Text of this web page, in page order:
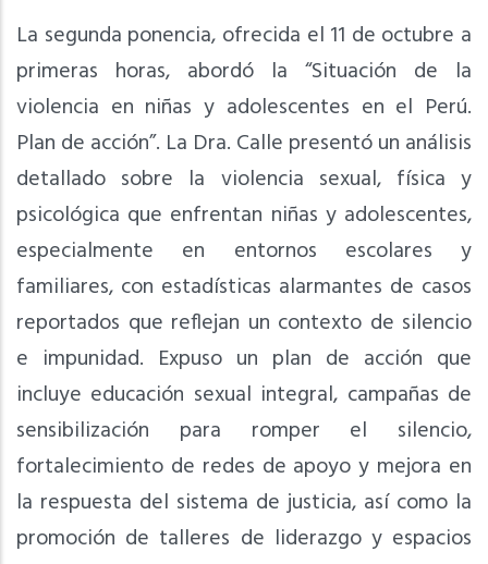
La segunda ponencia, ofrecida el 11 de octubre a
primeras horas, abordó la “Situación de la
violencia en niñas y adolescentes en el Perú.
Plan de acción”. La Dra. Calle presentó un análisis
detallado sobre la violencia sexual, física y
psicológica que enfrentan niñas y adolescentes,
especialmente en entornos escolares y
familiares, con estadísticas alarmantes de casos
reportados que reflejan un contexto de silencio
e impunidad. Expuso un plan de acción que
incluye educación sexual integral, campañas de
sensibilización para romper el silencio,
fortalecimiento de redes de apoyo y mejora en
la respuesta del sistema de justicia, así como la
promoción de talleres de liderazgo y espacios